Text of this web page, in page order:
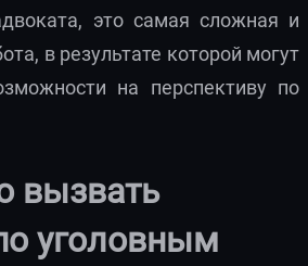
это самая сложная и
в результате которой могут
на перспективу по
вызвать
уголовным